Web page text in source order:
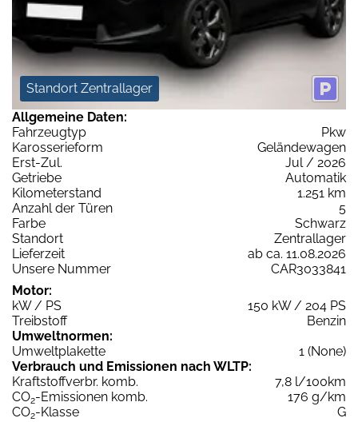
Standort Zentrallager
Allgemeine Daten:
Fahrzeugtyp
Pkw
Karosserieform
Geländewagen
Erst-Zul.
Jul / 2026
Getriebe
Automatik
Kilometerstand
1.251 km
Anzahl der Türen
5
Farbe
Schwarz
Standort
Zentrallager
Lieferzeit
ab ca. 11.08.2026
Unsere Nummer
CAR3033841
Motor:
kW / PS
150 kW / 204 PS
Treibstoff
Benzin
Umweltnormen:
Umweltplakette
1 (None)
Verbrauch und Emissionen nach WLTP:
Kraftstoffverbr. komb.
7,8 l/100km
CO2-Emissionen komb.
176 g/km
CO2-Klasse
G